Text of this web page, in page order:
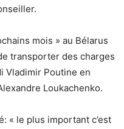
mois » au Bélarus
transporter des charges
Vladimir Poutine en
Loukachenko.
« le plus important c’est